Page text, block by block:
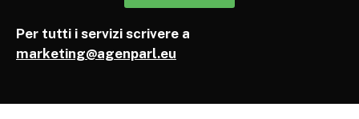
Per tutti i servizi scrivere a
marketing@agenparl.eu